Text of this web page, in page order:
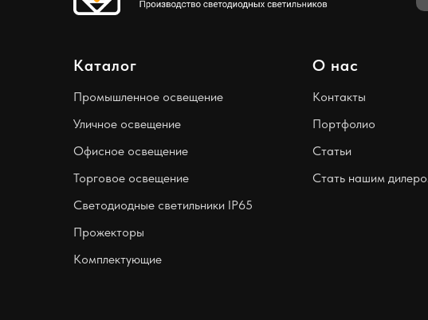
Каталог
Промышленное освещение
Уличное освещение
Офисное освещение
Торговое освещение
Светодиодные светильники IP65
Прожекторы
Комплектующие
О нас
Контакты
Портфолио
Статьи
Стать нашим